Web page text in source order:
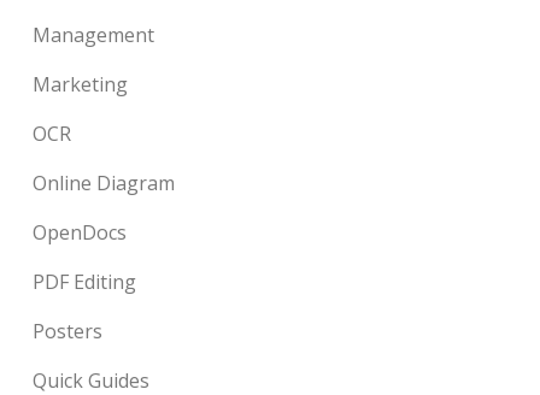
Management
Marketing
OCR
Online Diagram
OpenDocs
PDF Editing
Posters
Quick Guides